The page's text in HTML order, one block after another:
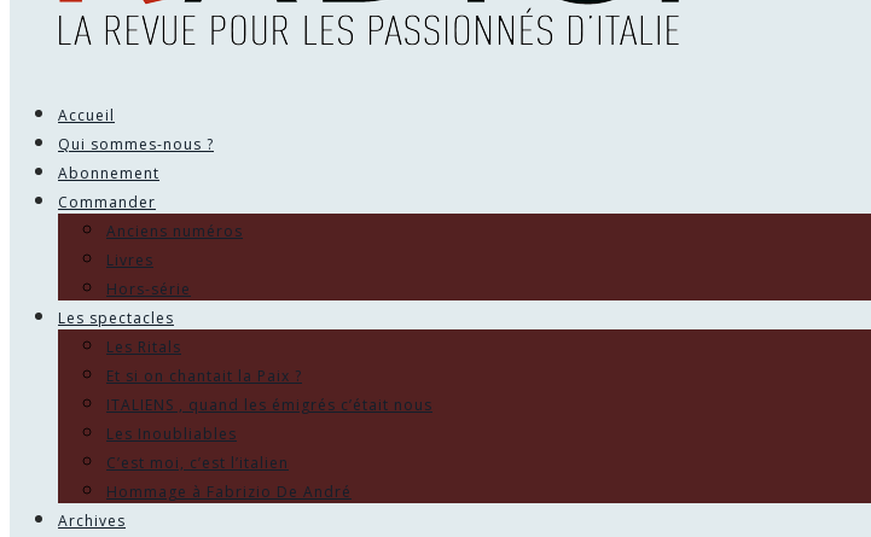
Accueil
Qui sommes-nous ?
Abonnement
Commander
Anciens numéros
Livres
Hors-série
Les spectacles
Les Ritals
Et si on chantait la Paix ?
ITALIENS , quand les émigrés c’était nous
Les Inoubliables
C’est moi, c’est l’italien
Hommage à Fabrizio De André
Archives